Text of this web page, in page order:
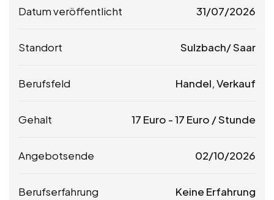
Datum veröffentlicht 31/07/2026
Standort Sulzbach/ Saar
Berufsfeld Handel, Verkauf
Gehalt 17 Euro -17 Euro / Stunde
Angebotsende 02/10/2026
Berufserfahrung Keine Erfahrung